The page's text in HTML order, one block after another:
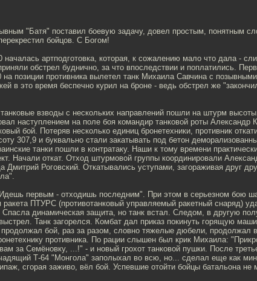
"Батя" поставил боевую задачу, довел простым, понятным
бойцов. С Богом!
началась артподготовка, которая, к сожалению мало что дала -
обстрел буднично, за что впоследствии и поплатились.
на позиции противника вылетел танк Михаила Савчина с
в это время беспечно курил на броне - ведь обстрел же
взводы с нескольких направлений пошли на штурм
наступлением на поле боя командир танковой роты Александр
бой. Потеряв несколько единиц бронетехники, противник
307,9 и буквально стали закатывать под бетон
танки пошли в контратаку. Наши к тому времени
Начали откат. Отход штурмовой группы координировали
Дмитрий Роговский. Откатывались уступами, загораживая друг
первым - отходишь последним". При этом в серьезном бою
ПТУРС (противотанковый управляемый ракетный снаряд)
динамическая защита, но танк встал. Следом, в другую
Танк загорелся. Комбат дал приказ покинуть горящую
бой, раз за разом, словно тяжелые дюбели, продолжал
противника. По рации слышен был крик Михаила:
за Семёновку, ...!" - и новый грохот танковой пушки. После
Т-64 "Монгола" заполыхал во всю, но... сделал еще как
сгорая заживо, вёл бой. Успевшие отойти бойцы батальона не